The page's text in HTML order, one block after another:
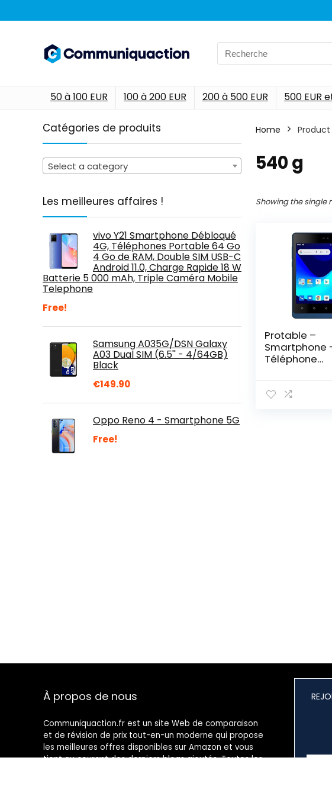
Search
for:
50 à 100 EUR 100 à 200 EUR 200 à 500 EUR 500 EUR
Catégories de produits
Select a category
Les meilleures affaires !
vivo Y21 Smartphone Débloqué
4G, Téléphones Portable 64 Go
4 Go de RAM, Double SIM USB-C
Android 11.0, Charge Rapide 18 W
Batterie 5 000 mAh, Triple Caméra Mobile
Telephone
Free!
Samsung A035G/DSN Galaxy
A03 Dual SIM (6.5'' - 4/64GB)
Black
€149.90
Oppo Reno 4 - Smartphone 5G
Free!
Home Product
‎540 g
Showing the single
Protable –
Smartphone
Téléphone
– Téléphone
À propos de nous
Communiquaction.fr est un site Web de comparaison
et de révision de prix tout-en-un moderne qui propose
les meilleures offres disponibles sur Amazon et vous
tient au courant des derniers blogs ajoutés. Toutes les